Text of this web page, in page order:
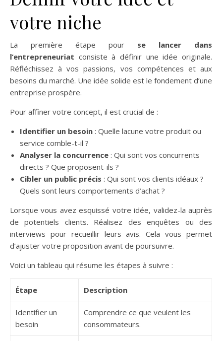
votre niche
La première étape pour se lancer dans
l’entrepreneuriat consiste à définir une idée originale.
Réfléchissez à vos passions, vos compétences et aux
besoins du marché. Une idée solide est le fondement d’une
entreprise prospère.
Pour affiner votre concept, il est crucial de :
Identifier un besoin : Quelle lacune votre produit ou
service comble-t-il ?
Analyser la concurrence : Qui sont vos concurrents
directs ? Que proposent-ils ?
Cibler un public précis : Qui sont vos clients idéaux ?
Quels sont leurs comportements d’achat ?
Lorsque vous avez esquissé votre idée, validez-la auprès
de potentiels clients. Réalisez des enquêtes ou des
interviews pour recueillir leurs avis. Cela vous permet
d’ajuster votre proposition avant de poursuivre.
Voici un tableau qui résume les étapes à suivre :
Étape Description
Identifier un
besoin
Comprendre ce que veulent les
consommateurs.